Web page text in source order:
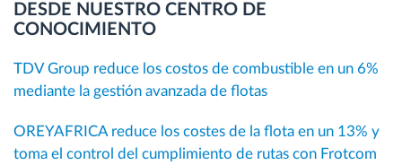
DESDE NUESTRO CENTRO DE
CONOCIMIENTO
TDV Group reduce los costos de combustible en un 6%
mediante la gestión avanzada de flotas
OREYAFRICA reduce los costes de la flota en un 13% y
toma el control del cumplimiento de rutas con Frotcom